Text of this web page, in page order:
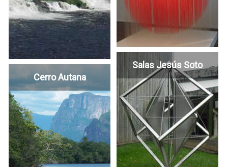
Salas Jesús Soto
Cerro Autana